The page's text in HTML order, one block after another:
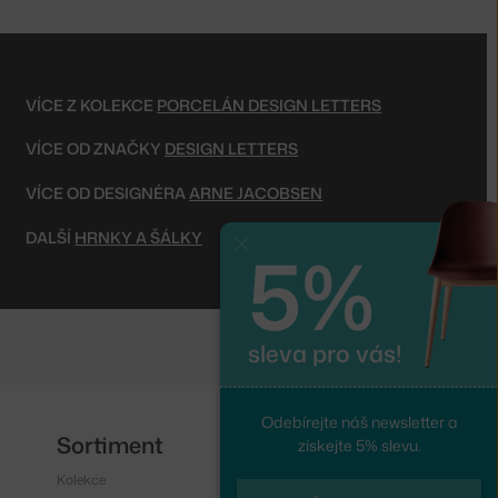
VÍCE Z KOLEKCE PORCELÁN DESIGN LETTERS
VÍCE OD ZNAČKY DESIGN LETTERS
VÍCE OD DESIGNÉRAARNE JACOBSEN
DALŠÍ HRNKY A ŠÁLKY 5%
sleva pro vás!
Odebírejte náš newsletter a
získejte 5% slevu.
Sortiment
Kolekce
Sledujte nás